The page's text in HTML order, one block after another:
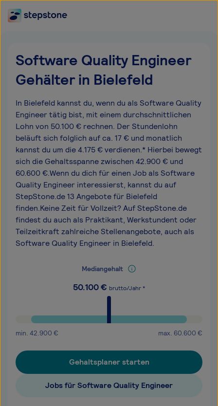
Software Quality Engineer
Gehälter in Bielefeld
In Bielefeld kannst du, wenn du als Software Quality
Engineer tätig bist, mit einem durchschnittlichen
Lohn von 50.100 € rechnen. Der Stundenlohn
beläuft sich folglich auf ca. 17 € und monatlich
kannst du um die 4.175 € verdienen.* Hierbei bewegt
sich die Gehaltsspanne zwischen 42.900 € und
60.600 €.Wenn du dich für einen Job als Software
Quality Engineer interessierst, kannst du auf
StepStone.de 13 Angebote für Bielefeld
finden.Keine Zeit für Vollzeit? Auf StepStone.de
findest du auch als Praktikant, Werkstundent oder
Teilzeitkraft zahlreiche Stellenangebote, auch als
Software Quality Engineer in Bielefeld.
Mediangehalt
50.100€ brutto/Jahr *
min. 42.900 € max. 60.600 €
Gehaltsplaner starten
Jobs für Software Quality Engineer